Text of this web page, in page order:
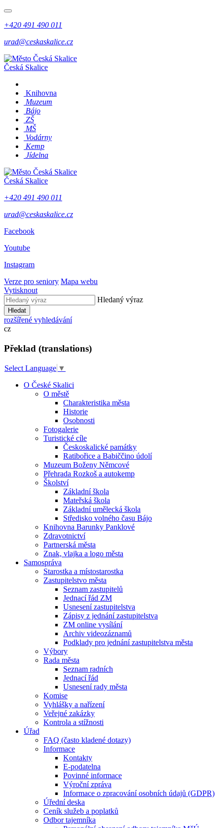
+420 491 490 011
urad@ceskaskalice.cz
Česká Skalice
Knihovna
Muzeum
Bájo
ZŠ
MŠ
Vodárny
Kemp
Jídelna
Česká Skalice
+420 491 490 011
urad@ceskaskalice.cz
Facebook
Youtube
Instagram
Verze pro seniory Mapa webu
Vytisknout
Hledaný výraz
Hledat
rozšířené vyhledávání
cz
Překlad (translations)
Select Language ▼
O České Skalici
O městě
Charakteristika města
Historie
Osobnosti
Fotogalerie
Turistické cíle
Českoskalické památky
Ratibořice a Babiččino údolí
Muzeum Boženy Němcové
Přehrada Rozkoš a autokemp
Školství
Základní škola
Mateřská škola
Základní umělecká škola
Středisko volného času Bájo
Knihovna Barunky Panklové
Zdravotnictví
Partnerská města
Znak, vlajka a logo města
Samospráva
Starostka a místostarostka
Zastupitelstvo města
Seznam zastupitelů
Jednací řád ZM
Usnesení zastupitelstva
Zápisy z jednání zastupitelstva
ZM online vysílání
Archiv videozáznamů
Podklady pro jednání zastupitelstva města
Výbory
Rada města
Seznam radních
Jednací řád
Usnesení rady města
Komise
Vyhlášky a nařízení
Veřejné zakázky
Kontrola a stížnosti
Úřad
FAQ (často kladené dotazy)
Informace
Kontakty
E-podatelna
Povinné informace
Výroční zpráva
Informace o zpracování osobních údajů (GDPR)
Úřední deska
Ceník služeb a poplatků
Odbor tajemníka